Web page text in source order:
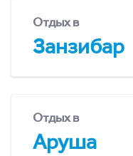
Отдых в
Занзибар
Отдых в
Аруша